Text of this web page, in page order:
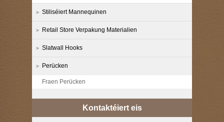
Stiliséiert Mannequinen
Retail Store Verpakung Materialien
Slatwall Hooks
Perücken
Fraen Perücken
Kontaktéiert eis